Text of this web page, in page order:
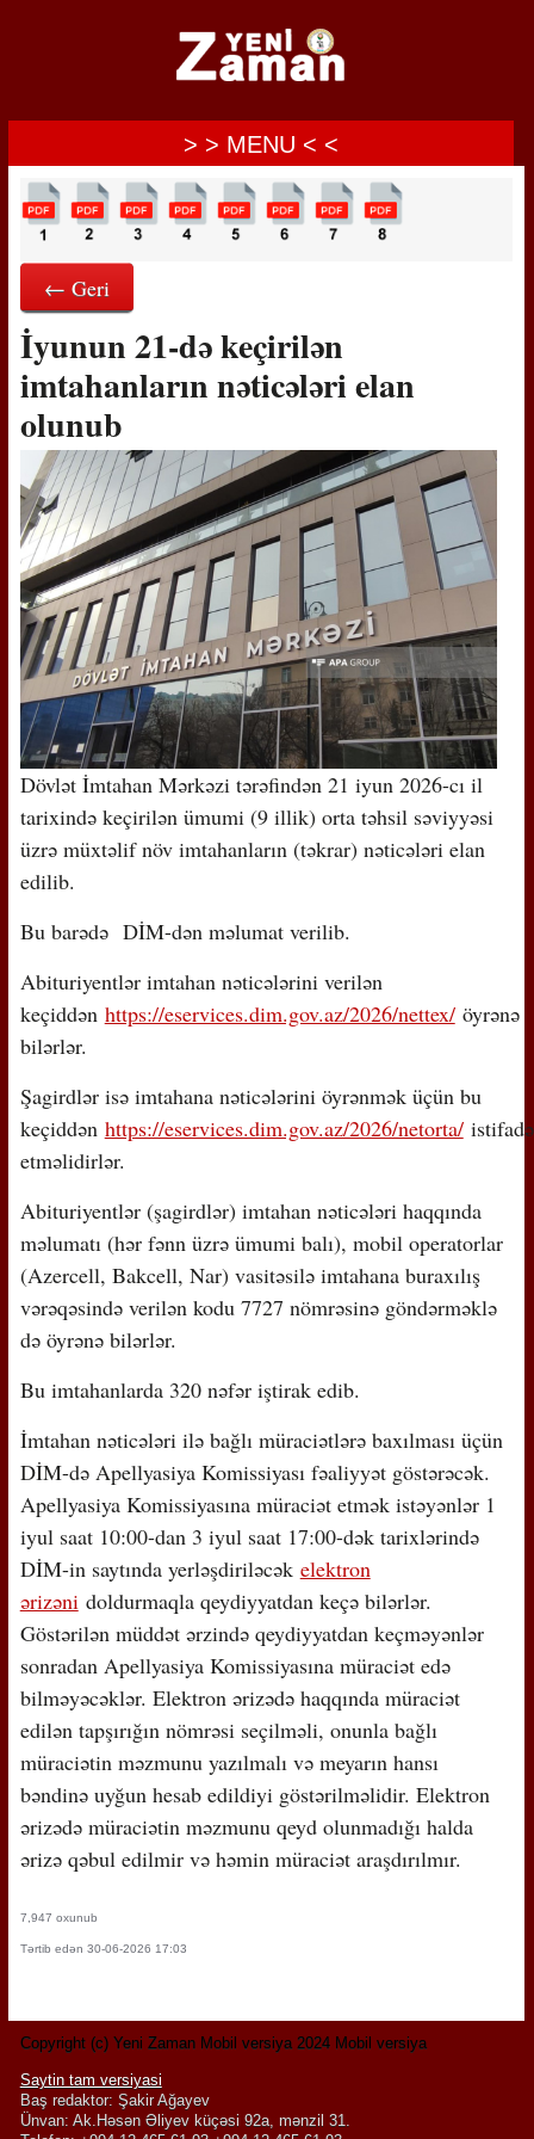
> > MENU < <
← Geri
İyunun 21-də keçirilən
imtahanların nəticələri elan
olunub
Dövlət İmtahan Mərkəzi tərəfindən 21 iyun 2026-cı il
tarixində keçirilən ümumi (9 illik) orta təhsil səviyyəsi
üzrə müxtəlif növ imtahanların (təkrar) nəticələri elan
edilib.
Bu barədə DİM-dən məlumat verilib.
Abituriyentlər imtahan nəticələrini verilən
keçiddən https://eservices.dim.gov.az/2026/nettex/öyrənə
bilərlər.
Şagirdlər isə imtahana nəticələrini öyrənmək üçün bu
keçiddən https://eservices.dim.gov.az/2026/netorta/istifadə
etməlidirlər.
Abituriyentlər (şagirdlər) imtahan nəticələri haqqında
məlumatı (hər fənn üzrə ümumi balı), mobil operatorlar
(Azercell, Bakcell, Nar) vasitəsilə imtahana buraxılış
vərəqəsində verilən kodu 7727 nömrəsinə göndərməklə
də öyrənə bilərlər.
Bu imtahanlarda 320 nəfər iştirak edib.
İmtahan nəticələri ilə bağlı müraciətlərə baxılması üçün
DİM-də Apellyasiya Komissiyası fəaliyyət göstərəcək.
Apellyasiya Komissiyasına müraciət etmək istəyənlər 1
iyul saat 10:00-dan 3 iyul saat 17:00-dək tarixlərində
DİM-in saytında yerləşdiriləcək elektron
ərizənidoldurmaqla qeydiyyatdan keçə bilərlər.
Göstərilən müddət ərzində qeydiyyatdan keçməyənlər
sonradan Apellyasiya Komissiyasına müraciət edə
bilməyəcəklər. Elektron ərizədə haqqında müraciət
edilən tapşırığın nömrəsi seçilməli, onunla bağlı
müraciətin məzmunu yazılmalı və meyarın hansı
bəndinə uyğun hesab edildiyi göstərilməlidir. Elektron
ərizədə müraciətin məzmunu qeyd olunmadığı halda
ərizə qəbul edilmir və həmin müraciət araşdırılmır.
7,947 oxunub
Tərtib edən 30-06-2026 17:03
Copyright (c) Yeni Zaman Mobil versiya 2024 Mobil versiya
Saytin tam versiyasi
Baş redaktor: Şakir Ağayev
Ünvan: Ak.Həsən Əliyev küçəsi 92a, mənzil 31.